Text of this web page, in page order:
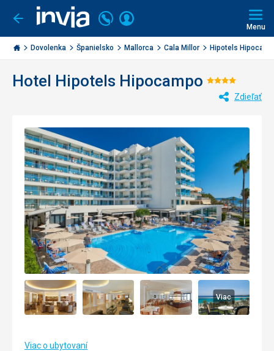
Ísť
späť
Invia.sk
Volajte
+421
2
3221
Prihlásiť
Menu
Dovolenka Španielsko Mallorca Cala Millor Hipotels
Hotel Hipotels Hipocampo
4/5
Zdieľať
Viac
Viac o ubytovaní